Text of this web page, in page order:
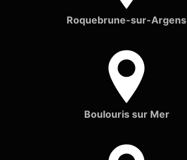
Roquebrune-sur-Argens
Boulouris sur Mer